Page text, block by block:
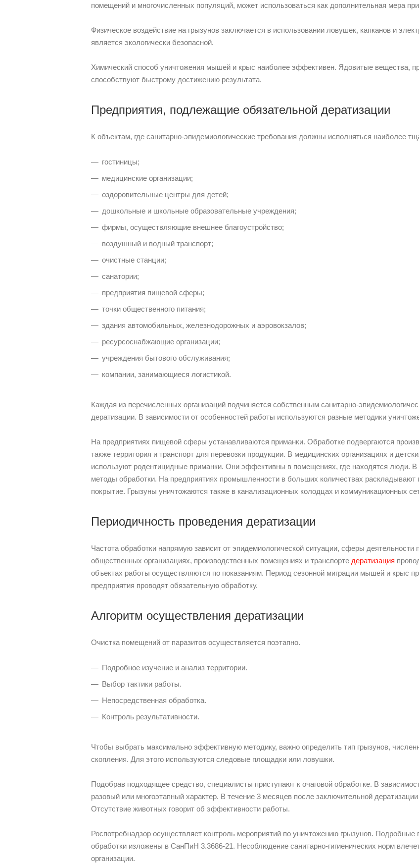
помещений и многочисленных популяций, может использоваться как дополнительная мера
Физическое воздействие на грызунов заключается в использовании ловушек, капканов и
является экологически безопасной.
Химический способ уничтожения мышей и крыс наиболее эффективен. Ядовитые вещества,
способствуют быстрому достижению результата.
Предприятия, подлежащие обязательной дератизации
К объектам, где санитарно-эпидемиологические требования должны исполняться наиболее
гостиницы;
медицинские организации;
оздоровительные центры для детей;
дошкольные и школьные образовательные учреждения;
фирмы, осуществляющие внешнее благоустройство;
воздушный и водный транспорт;
очистные станции;
санатории;
предприятия пищевой сферы;
точки общественного питания;
здания автомобильных, железнодорожных и аэровокзалов;
ресурсоснабжающие организации;
учреждения бытового обслуживания;
компании, занимающиеся логистикой.
Каждая из перечисленных организаций подчиняется собственным санитарно-
дератизации. В зависимости от особенностей работы используются разные методики
На предприятиях пищевой сферы устанавливаются приманки. Обработке подвергаются
также территория и транспорт для перевозки продукции. В медицинских организациях и
используют родентицидные приманки. Они эффективны в помещениях, где находятся люди.
методы обработки. На предприятиях промышленности в больших количествах раскладывают
покрытие. Грызуны уничтожаются также в канализационных колодцах и коммуникационных
Периодичность проведения дератизации
Частота обработки напрямую зависит от эпидемиологической ситуации, сферы деятельности
общественных организациях, производственных помещениях и транспорте дератизация
объектах работы осуществляются по показаниям. Период сезонной миграции мышей и крыс
предприятия проводят обязательную обработку.
Алгоритм осуществления дератизации
Очистка помещений от паразитов осуществляется поэтапно.
Подробное изучение и анализ территории.
Выбор тактики работы.
Непосредственная обработка.
Контроль результативности.
Чтобы выбрать максимально эффективную методику, важно определить тип грызунов,
скопления. Для этого используются следовые площадки или ловушки.
Подобрав подходящее средство, специалисты приступают к очаговой обработке. В
разовый или многоэтапный характер. В течение 3 месяцев после заключительной
Отсутствие животных говорит об эффективности работы.
Роспотребнадзор осуществляет контроль мероприятий по уничтожению грызунов. Подробные
обработки изложены в СанПиН 3.3686-21. Несоблюдение санитарно-гигиенических норм
организации.